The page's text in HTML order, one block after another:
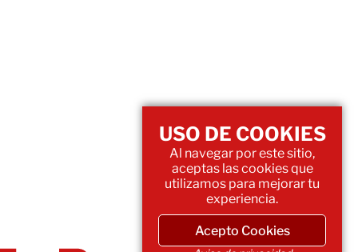
USO DE COOKIES
Al navegar por este sitio,
aceptas las cookies que
utilizamos para mejorar tu
experiencia.
Acepto Cookies